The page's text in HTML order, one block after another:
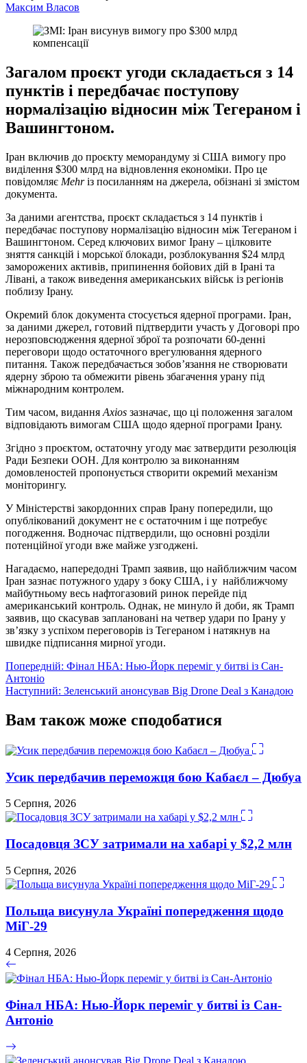
Максим Власов
Загалом проєкт угоди складається з 14
пунктів і передбачає поступову
нормалізацію відносин між Тегераном і
Вашингтоном.
Іран включив до проєкту меморандуму зі США вимогу про
виділення $300 млрд на відновлення економіки. Про це
повідомляє Mehrіз посиланням на джерела, обізнані зі змістом
документа.
За даними агентства, проєкт складається з 14 пунктів і
передбачає поступову нормалізацію відносин між Тегераном і
Вашингтоном. Серед ключових вимог Ірану – цілковите
зняття санкцій і морської блокади, розблокування $24 млрд
заморожених активів, припинення бойових дій в Ірані та
Лівані, а також виведення американських військ із регіонів
поблизу Ірану.
Окремий блок документа стосується ядерної програми. Іран,
за даними джерел, готовий підтвердити участь у Договорі про
нерозповсюдження ядерної зброї та розпочати 60-денні
переговори щодо остаточного врегулювання ядерного
питання. Також передбачається зобов’язання не створювати
ядерну зброю та обмежити рівень збагачення урану під
міжнародним контролем.
Тим часом, видання Axios зазначає, що ці положення загалом
відповідають вимогам США щодо ядерної програми Ірану.
Згідно з проєктом, остаточну угоду має затвердити резолюція
Ради Безпеки ООН. Для контролю за виконанням
домовленостей пропонується створити окремий механізм
моніторингу.
У Міністерстві закордонних справ Ірану попередили, що
опублікований документ не є остаточним і ще потребує
погодження. Водночас підтвердили, що основні розділи
потенційної угоди вже майже узгоджені.
Нагадаємо, напередодні Трамп заявив, що найближчим часом
Іран зазнає потужного удару з боку США, і у найближчому
майбутньому весь нафтогазовий ринок перейде під
американський контроль. Однак, не минуло й доби, як Трамп
заявив, що скасував заплановані на четвер удари по Ірану у
зв’язку з успіхом переговорів із Тегераном і натякнув на
швидке підписання мирної угоди.
Навігація
записів
Попередній: Фінал НБА: Нью-Йорк переміг у битві із Сан-
Антоніо
Наступний: Зеленський анонсував Big Drone Deal з Канадою
Вам також може сподобатися
Усик передбачив переможця бою Кабаєл – Дюбуа
5 Серпня, 2026
Посадовця ЗСУ затримали на хабарі у $2,2 млн
5 Серпня, 2026
Польща висунула Україні попередження щодо
МіГ-29
4 Серпня, 2026
Фінал НБА: Нью-Йорк переміг у битві із Сан-
Антоніо